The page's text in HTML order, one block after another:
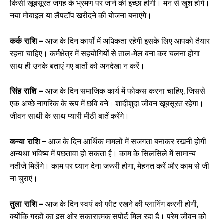
किसी खूबसूरत जगह के भ्रमण पर जाने की इच्छा होगी। मन से खुश होंगे।
नया मोबाइल या लैपटॉप खरीदने की योजना बनाएंगे।
कर्क राशि – आज के दिन कार्यों में अधिकता रहेगी इसके लिए आपको तैयार
रहना चाहिए। कर्मक्षेत्र में सहयोगियों से ताल-मेल बना कर चलना होगा
साथ ही उनके बताएं गए बातों को अनदेखा न करें।
सिंह राशि – आज के दिन समाजिक कार्य में फोकस करना चाहिए, जिससे
एक अच्छे नागरिक के रूप में छवि बने। शादीशुदा जीवन खूबसूरत रहेगा।
जीवन साथी के साथ प्यारी मीठी बातें करेंगे।
कन्या राशि – आज के दिन आर्थिक मामलों में सजगता बनाकर रखनी होगी
अन्यथा भविष्य में पछतावा हो सकता है। काम के सिलसिले में सामान्य
नतीजे मिलेंगे। काम पर ध्यान देना जरूरी होगा, मेहनत करें और काम से जी
ना चुराएं।
तुला राशि – आज के दिन स्वयं को फीट रखने की प्लानिंग करनी होगी,
क्योंकि ग्रहों का इस ओर सकारात्मक सपोर्ट मिल रहा है। प्रेम जीवन को